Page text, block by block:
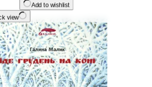
Add to wishlist
view